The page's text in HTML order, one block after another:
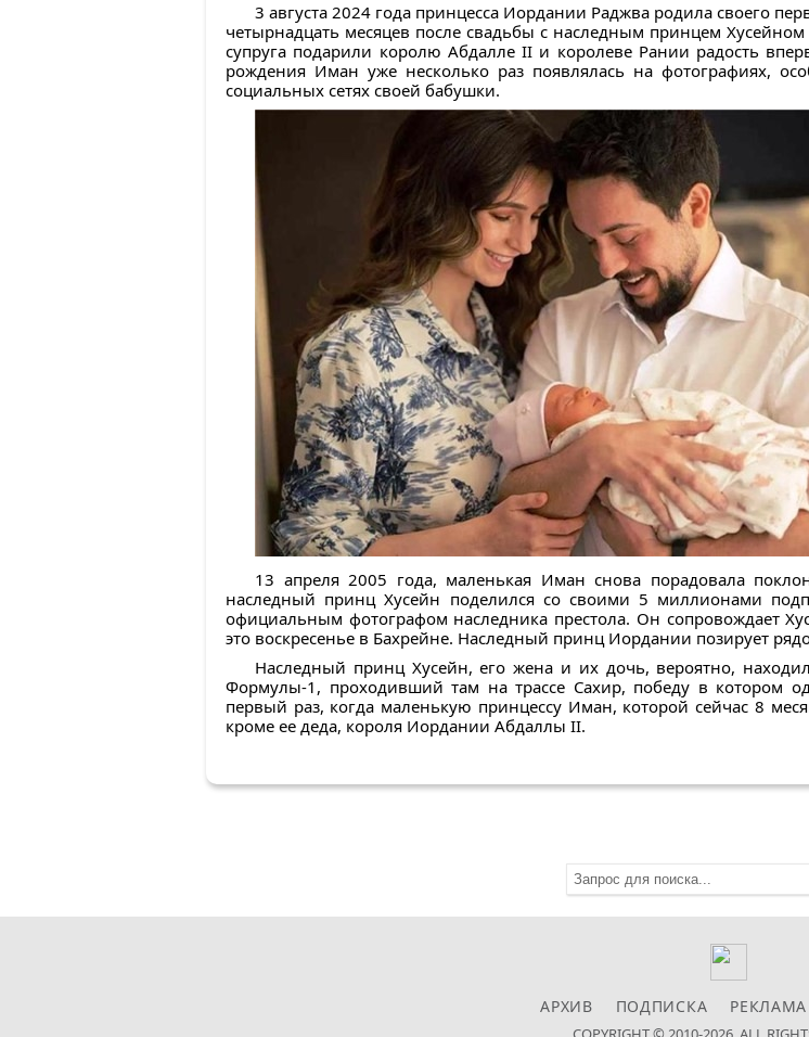
3 августа 2024 года принцесса Иордании Раджва родила своего
четырнадцать месяцев после свадьбы с наследным принцем
супруга подарили королю Абдалле II и королеве Рании радость
рождения Иман уже несколько раз появлялась на фотографиях,
социальных сетях своей бабушки.
13 апреля 2005 года, маленькая Иман снова порадовала
наследный принц Хусейн поделился со своими 5 миллионами
официальным фотографом наследника престола. Он сопровождает
это воскресенье в Бахрейне. Наследный принц Иордании позирует
Наследный принц Хусейн, его жена и их дочь, вероятно,
Формулы-1, проходивший там на трассе Сахир, победу в котором
первый раз, когда маленькую принцессу Иман, которой сейчас 8
кроме ее деда, короля Иордании Абдаллы II.
АРХИВ ПОДПИСКА РЕКЛАМА